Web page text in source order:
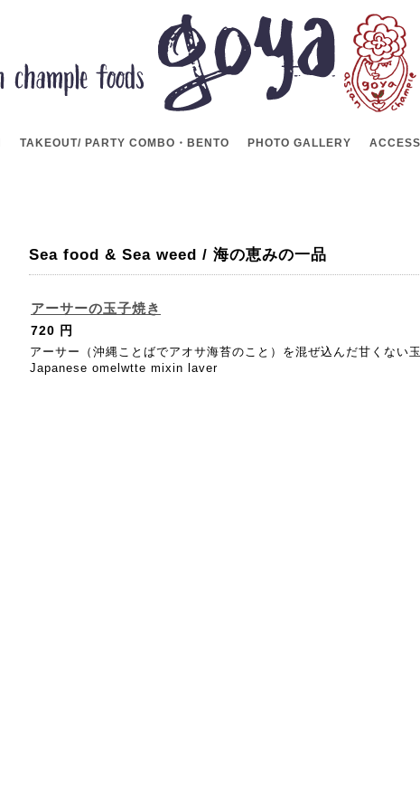
TAKEOUT/ PARTY COMBO・BENTO PHOTO GALLERY ACCESS
Sea food & Sea weed / 海の恵みの一品
アーサーの玉子焼き
720 円
アーサー（沖縄ことばでアオサ海苔のこと）を混ぜ込んだ甘くない
Japanese omelwtte mixin laver